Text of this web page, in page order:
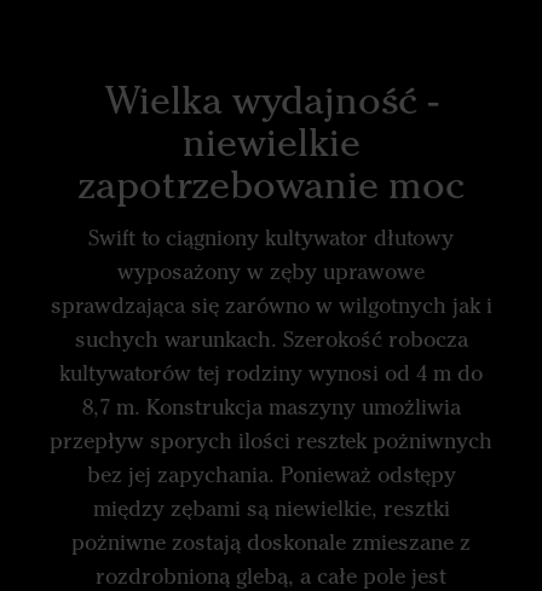
Wielka wydajność -
niewielkie
zapotrzebowanie moc
Swift to ciągniony kultywator dłutowy
wyposażony w zęby uprawowe
sprawdzająca się zarówno w wilgotnych jak i
suchych warunkach. Szerokość robocza
kultywatorów tej rodziny wynosi od 4 m do
8,7 m. Konstrukcja maszyny umożliwia
przepływ sporych ilości resztek pożniwnych
bez jej zapychania. Ponieważ odstępy
między zębami są niewielkie, resztki
pożniwne zostają doskonale zmieszane z
rozdrobnioną glebą, a całe pole jest